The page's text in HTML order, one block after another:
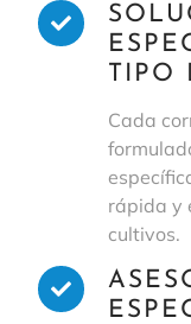
TIPO
Cada
rápida y
cultivos.